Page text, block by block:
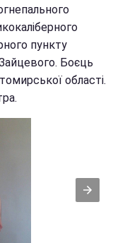
пункту
Боєць
області.